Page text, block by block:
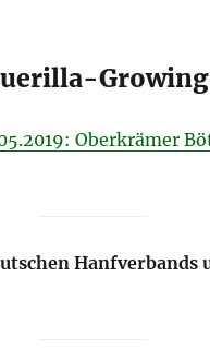
Oberkrämer
Hanfverbands